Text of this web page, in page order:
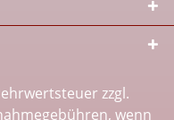
zzgl.
wenn